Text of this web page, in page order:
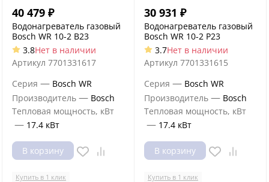
40 479 ₽
Водонагреватель газовый
Bosch WR 10-2 B23
3.8Нет в наличии
Артикул 7701331617
Серия — Bosch WR
Производитель — Bosch
Тепловая мощность, кВт
— 17.4 кВт
В корзину
Купить в 1 клик
30 931 ₽
Водонагреватель газовый
Bosch WR 10-2 P23
3.7Нет в наличии
Артикул 7701331615
Серия — Bosch WR
Производитель — Bosch
Тепловая мощность, кВт
— 17.4 кВт
В корзину
Купить в 1 клик